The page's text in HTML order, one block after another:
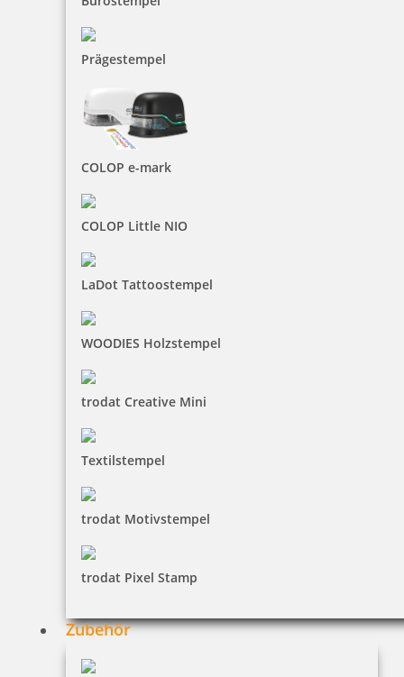
Prägestempel
COLOP e-mark
COLOP Little NIO
LaDot Tattoostempel
WOODIES Holzstempel
trodat Creative Mini
Textilstempel
trodat Motivstempel
trodat Pixel Stamp
Zubehör
130,46 €
Jetzt gestalten
Der Stamp & Smart Pen ist ein praktischer Begleiter
Stamp & Smart Pen ist ein Kugelschreiber mit einem
eingebautem Stempel und einer weichen
Gummispitze zum bedienen Ihres Smartphones oder
Ihr Tablets. Sie müssen nur den hinteren Teil des
Kugelschreibers abnehmen und schon kommt der
Stempel zum Vorschein. So können Sie unterwegs
ganz leicht Ihre Kontakt- oder Adressdaten
abdrucken.